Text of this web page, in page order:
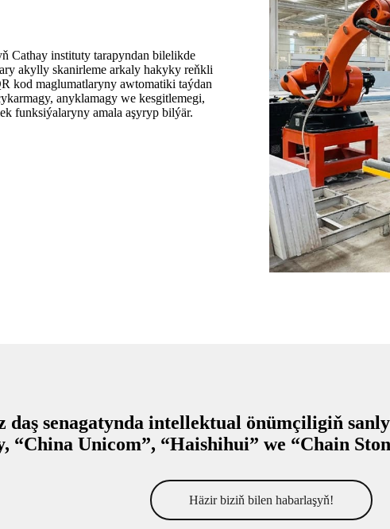
Cathay instituty tarapyndan bilelikde
akylly skanirleme arkaly hakyky reňkli
kod maglumatlaryny awtomatiki taýdan
anyklamagy we kesgitlemegi,
funksiýalaryny amala aşyryp bilýär.
senagatynda intellektual önümçiligiň
“China Unicom”, “Haishihui” we “Chain
Häzir biziň bilen habarlaşyň!